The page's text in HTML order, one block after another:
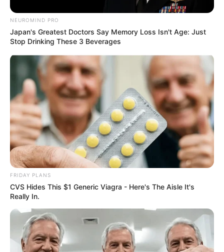
NEUROMIND PRO
Japan's Greatest Doctors Say Memory Loss Isn't Age: Just
Stop Drinking These 3 Beverages
FRIDAY PLANS
CVS Hides This $1 Generic Viagra - Here's The Aisle It's
Really In.